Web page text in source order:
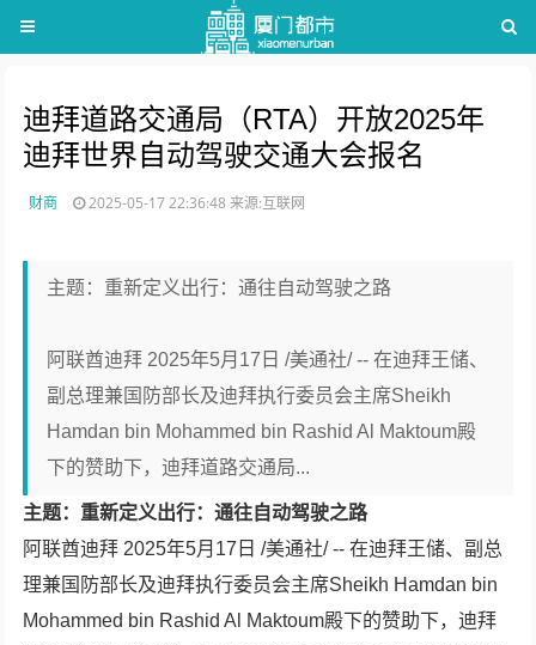
迪拜道路交通局（RTA）开放2025年
迪拜世界自动驾驶交通大会报名
财商 2025-05-17 22:36:48来源:互联网
主题：重新定义出行：通往自动驾驶之路
阿联酋迪拜 2025年5月17日 /美通社/ -- 在迪拜王储、
副总理兼国防部长及迪拜执行委员会主席Sheikh
Hamdan bin Mohammed bin Rashid Al Maktoum殿
下的赞助下，迪拜道路交通局...
主题：重新定义出行：通往自动驾驶之路
阿联酋迪拜 2025年5月17日 /美通社/ -- 在迪拜王储、副总
理兼国防部长及迪拜执行委员会主席Sheikh Hamdan bin
Mohammed bin Rashid Al Maktoum殿下的赞助下，迪拜